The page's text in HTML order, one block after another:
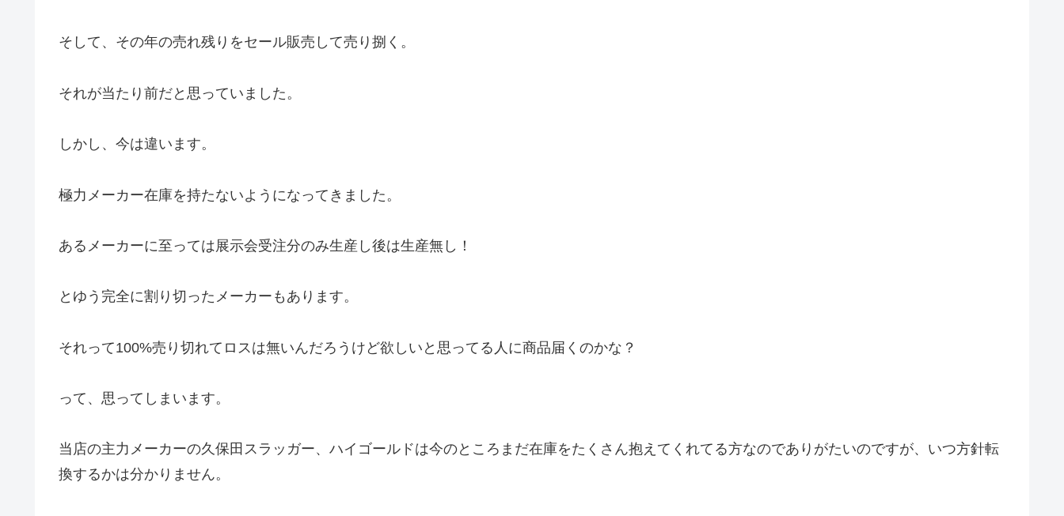
そして、その年の売れ残りをセール販売して売り捌く。
それが当たり前だと思っていました。
しかし、今は違います。
極力メーカー在庫を持たないようになってきました。
あるメーカーに至っては展示会受注分のみ生産し後は生産無し！
とゆう完全に割り切ったメーカーもあります。
それって100%売り切れてロスは無いんだろうけど欲しいと思ってる人に商品届くのかな？
って、思ってしまいます。
当店の主力メーカーの久保田スラッガー、ハイゴールドは今のところまだ在庫をたくさん抱えてくれてる方なのでありがたいのですが、いつ方針転
換するかは分かりません。